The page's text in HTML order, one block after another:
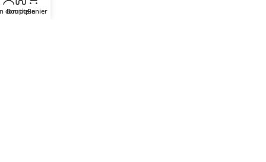
ROBOTIQUE
compte
BoutiquePanier